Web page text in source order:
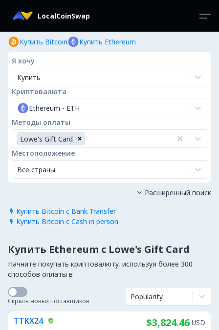
LocalCoinSwap
Купить Bitcoin Купить Ethereum
Я хочу
Купить
Криптовалюта
Ethereum - ETH
Методы оплаты
Lowe's Gift Card
Местоположение
Все страны
 Купить Bitcoin с Bank Transfer
 Купить Bitcoin с Cash in person
 Расширенный поиск
Купить Ethereum с Lowe's Gift Card
Начните покупать криптовалюту, используя более 300
способов оплаты в
Скрыть новых поставщиков Popularity
TTKX24 $3,824.46 USD